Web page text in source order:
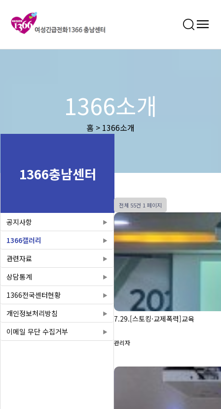
1366소개
홈 > 1366소개
1366충남센터
공지사항
1366갤러리
관련자료
상담통계
1366전국센터현황
개인정보처리방침
이메일 무단 수집거부
전체 55건 1 페이지
7.29.[스토킹·교제폭력]교육
관리자